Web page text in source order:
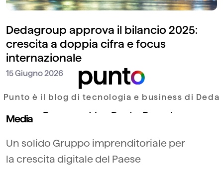
Dedagroup approva il bilancio 2025:
crescita a doppia cifra e focus
internazionale
15 Giugno 2026
Punto è il blog di tecnologia e business di Deda
Powered by Deda People
BLOG
Media
Un solido Gruppo imprenditoriale per
la crescita digitale del Paese